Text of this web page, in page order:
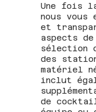
Une fois
nous vous
et
aspects
sélection
des
matériel
inclut
de